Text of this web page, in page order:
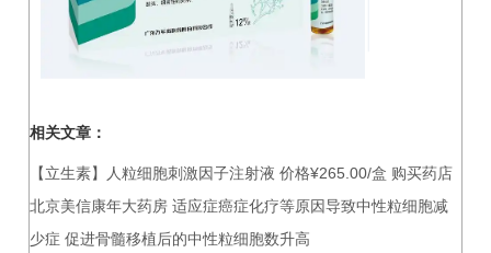
相关文章：
【立生素】人粒细胞刺激因子注射液 价格¥265.00/盒 购买药店
北京美信康年大药房 适应症癌症化疗等原因导致中性粒细胞减
少症 促进骨髓移植后的中性粒细胞数升高